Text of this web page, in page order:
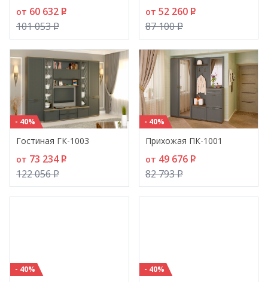
от 60 632 P
101 053P
от 52 260 P
87 100P
- 40%
Гостиная ГК-1003
от 73 234P
122 056P
- 40%
Прихожая ПК-1001
от 49 676 P
82 793P
- 40% - 40%